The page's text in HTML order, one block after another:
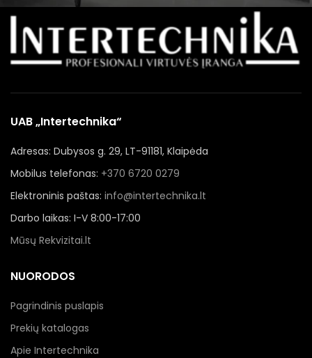
UAB „Intertechnika“
Adresas: Dubysos g. 29, LT-91181, Klaipėda
Mobilus telefonas: +370 6720 0279
Elektroninis paštas: info@intertechnika.lt
Darbo laikas: I-V 8:00-17:00
Mūsų Rekvizitai.lt
NUORODOS
Pagrindinis puslapis
Prekių katalogas
Apie Intertechnika